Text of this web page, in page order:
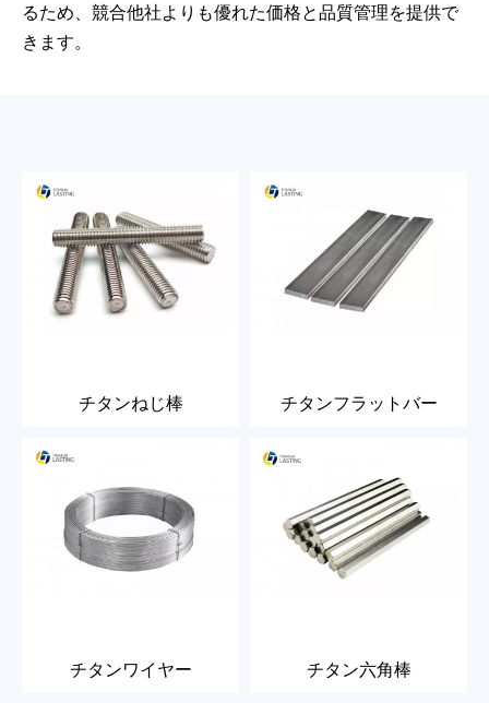
るため、競合他社よりも優れた価格と品質管理を提供で
きます。
チタンねじ棒 チタンフラットバー
チタンワイヤー チタン六角棒